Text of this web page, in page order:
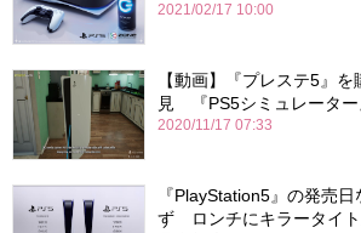
2021/02/17 10:00
【動画】『プレステ5』
見 『PS5シミュレーター
2020/11/17 07:33
『PlayStation5』の発売
ず ロンチにキラータイ